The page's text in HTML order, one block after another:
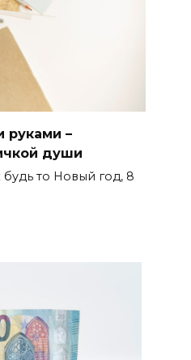
руками –
души
то Новый год, 8